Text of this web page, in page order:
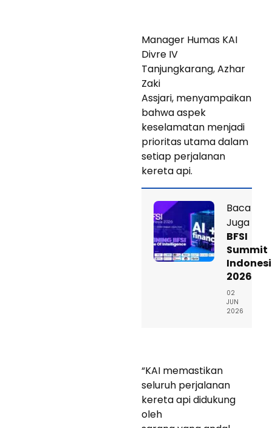
Manager Humas KAI
Divre IV
Tanjungkarang, Azhar
Zaki
Assjari, menyampaikan
bahwa aspek
keselamatan menjadi
prioritas utama dalam
setiap perjalanan
kereta api.
Baca
Juga
BFSI
Summit
2026
02
JUN
2026
“KAI memastikan
seluruh perjalanan
kereta api didukung
oleh